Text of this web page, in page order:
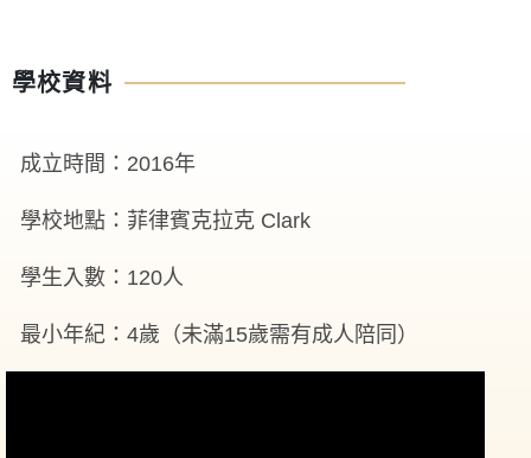
學校資料
成立時間：2016年
學校地點：菲律賓克拉克 Clark
學生入數：120人
最小年紀：4歲（未滿15歲需有成人陪同）